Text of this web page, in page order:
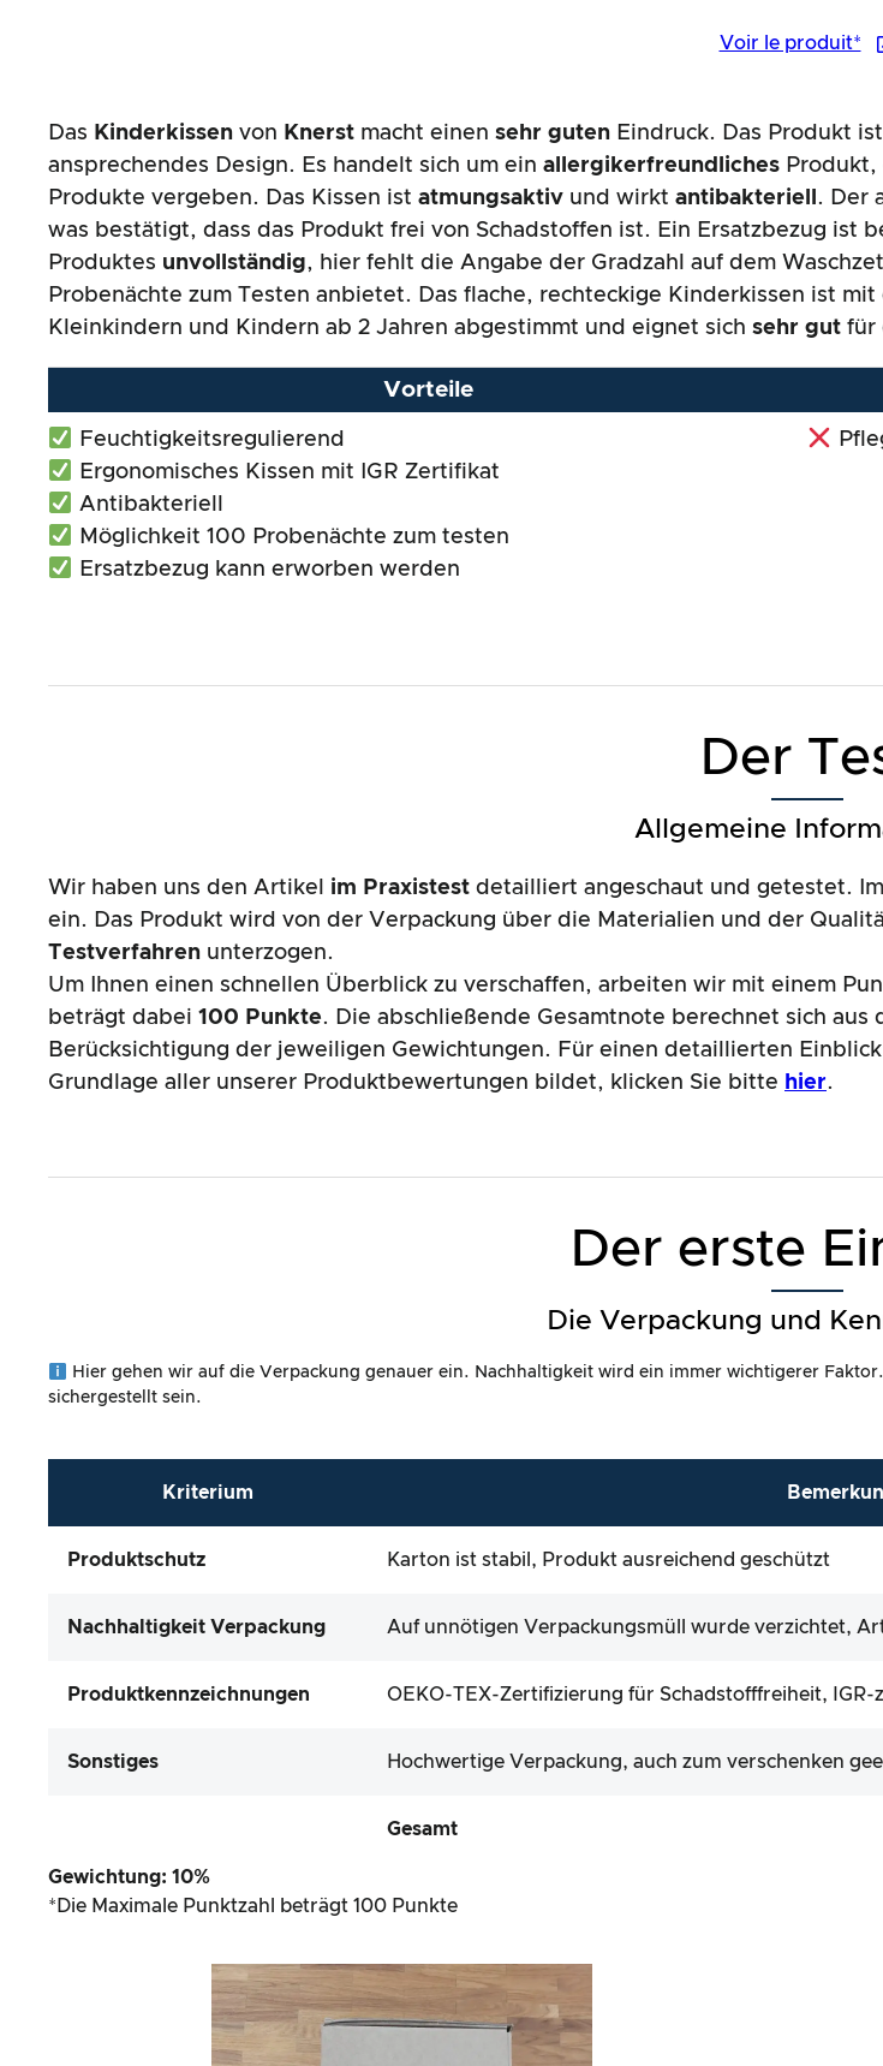
Voir le produit*
Das Kinderkissen von Knerst macht einen sehr guten Eindruck. Das Produkt ist
ansprechendes Design. Es handelt sich um ein allergikerfreundliches Produkt,
Produkte vergeben. Das Kissen ist atmungsaktiv und wirkt antibakteriell . Der
was bestätigt, dass das Produkt frei von Schadstoffen ist. Ein Ersatzbezug ist
Produktes unvollständig, hier fehlt die Angabe der Gradzahl auf dem
Probenächte zum Testen anbietet. Das flache, rechteckige Kinderkissen ist
Kleinkindern und Kindern ab 2 Jahren abgestimmt und eignet sich sehr gut für
Vorteile
Feuchtigkeitsregulierend
Ergonomisches Kissen mit IGR Zertifikat
Antibakteriell
Möglichkeit 100 Probenächte zum testen
Ersatzbezug kann erworben werden
Der
Allgemeine
Wir haben uns den Artikel im Praxistest detailliert angeschaut und getestet.
ein. Das Produkt wird von der Verpackung über die Materialien und der
Testverfahren unterzogen.
Um Ihnen einen schnellen Überblick zu verschaffen, arbeiten wir mit einem
beträgt dabei 100 Punkte. Die abschließende Gesamtnote berechnet sich
Berücksichtigung der jeweiligen Gewichtungen. Für einen detaillierten
Grundlage aller unserer Produktbewertungen bildet, klicken Sie bitte hier.
Der erste
Die Verpackung und
Hier gehen wir auf die Verpackung genauer ein. Nachhaltigkeit wird ein immer wichtigerer
sichergestellt sein.
Kriterium
Produktschutz Karton ist stabil, Produkt ausreichend geschützt
Nachhaltigkeit Verpackung Auf unnötigen Verpackungsmüll wurde verzichtet,
Produktkennzeichnungen OEKO-TEX-Zertifizierung für Schadstofffreiheit,
Sonstiges Hochwertige Verpackung, auch zum verschenken
Gesamt
Gewichtung: 10%
*Die Maximale Punktzahl beträgt 100 Punkte